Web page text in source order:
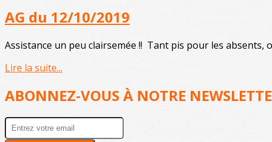
AG du 12/10/2019
Assistance un peu clairsemée !! Tant pis pour les absents,
Lire la suite...
ABONNEZ-VOUS À NOTRE